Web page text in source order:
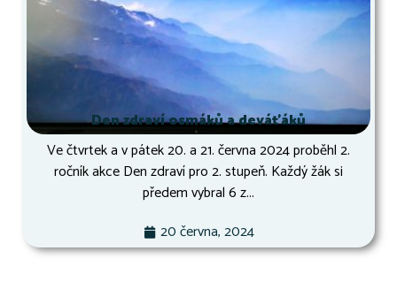
Den zdraví osmáků a deváťáků
Ve čtvrtek a v pátek 20. a 21. června 2024 proběhl 2.
ročník akce Den zdraví pro 2. stupeň. Každý žák si
předem vybral 6 z...
20 června, 2024